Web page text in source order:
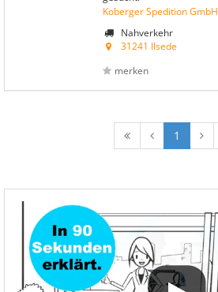
Koberger Spedition GmbH
Nahverkehr
31241 Ilsede
merken
1